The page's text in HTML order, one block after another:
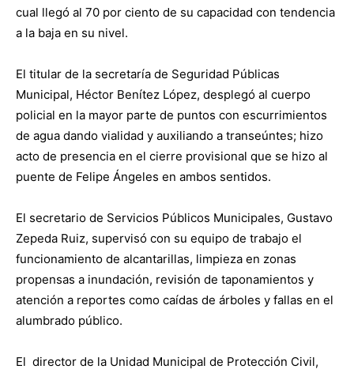
cual llegó al 70 por ciento de su capacidad con tendencia
a la baja en su nivel.
El titular de la secretaría de Seguridad Públicas
Municipal, Héctor Benítez López, desplegó al cuerpo
policial en la mayor parte de puntos con escurrimientos
de agua dando vialidad y auxiliando a transeúntes; hizo
acto de presencia en el cierre provisional que se hizo al
puente de Felipe Ángeles en ambos sentidos.
El secretario de Servicios Públicos Municipales, Gustavo
Zepeda Ruiz, supervisó con su equipo de trabajo el
funcionamiento de alcantarillas, limpieza en zonas
propensas a inundación, revisión de taponamientos y
atención a reportes como caídas de árboles y fallas en el
alumbrado público.
El director de la Unidad Municipal de Protección Civil,